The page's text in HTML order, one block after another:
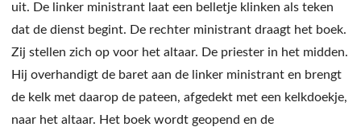
uit. De linker ministrant laat een belletje klinken als teken
dat de dienst begint. De rechter ministrant draagt het boek.
Zij stellen zich op voor het altaar. De priester in het midden.
Hij overhandigt de baret aan de linker ministrant en brengt
de kelk met daarop de pateen, afgedekt met een kelkdoekje,
naar het altaar. Het boek wordt geopend en de